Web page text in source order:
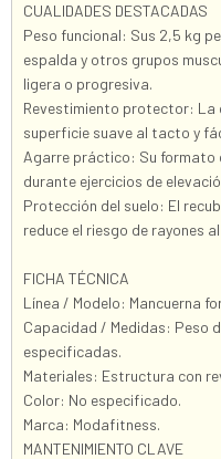
CUALIDADES DESTACADAS
Peso funcional: Sus 2,5 kg
espalda y otros grupos
ligera o progresiva.
Revestimiento protector: La
superficie suave al tacto y
Agarre práctico: Su formato
durante ejercicios de
Protección del suelo: El
reduce el riesgo de rayones
FICHA TÉCNICA
Línea / Modelo: Mancuerna
Capacidad / Medidas: Peso
especificadas.
Materiales: Estructura con
Color: No especificado.
Marca: Modafitness.
MANTENIMIENTO CLAVE